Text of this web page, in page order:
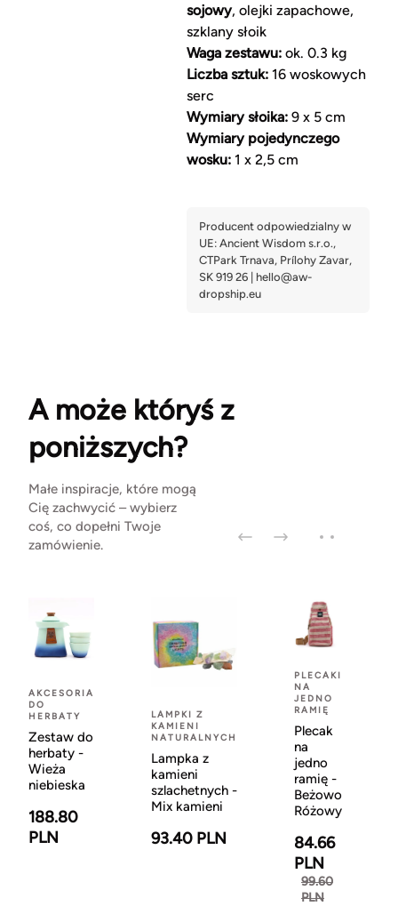
sojowy, olejki zapachowe,
szklany słoik
Waga zestawu:ok. 0.3 kg
Liczba sztuk:16 woskowych
serc
Wymiary słoika:9 x 5 cm
Wymiary pojedynczego
wosku:1 x 2,5 cm
A może któryś z
poniższych?
Małe inspiracje, które mogą
Cię zachwycić – wybierz
coś, co dopełni Twoje
zamówienie.
AKCESORIA
DO
HERBATY
Zestaw do
herbaty -
Wieża
niebieska
188.80
PLN
LAMPKI Z
KAMIENI
NATURALNYCH
Lampka z
kamieni
szlachetnych -
Mix kamieni
93.40 PLN
PLECAKI
NA
JEDNO
RAMIĘ
Plecak
na
jedno
ramię -
Beżowo
Różowy
84.66
PLN
99.60
PLN